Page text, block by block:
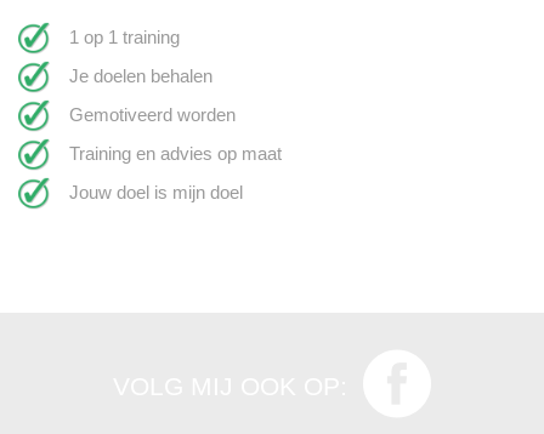
1 op 1 training
Je doelen behalen
Gemotiveerd worden
Training en advies op maat
Jouw doel is mijn doel